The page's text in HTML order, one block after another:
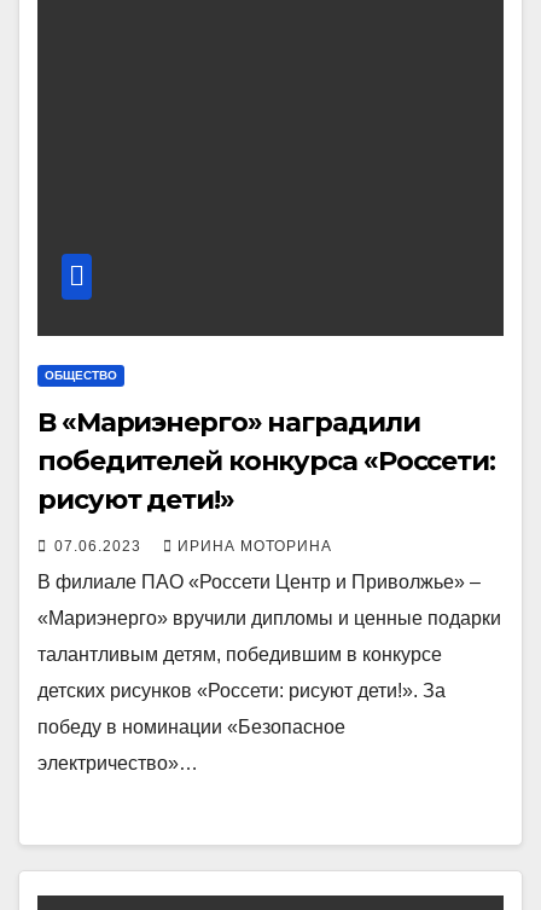
ОБЩЕСТВО
В «Мариэнерго» наградили
победителей конкурса «Россети:
рисуют дети!»
07.06.2023 ИРИНА МОТОРИНА
В филиале ПАО «Россети Центр и Приволжье» –
«Мариэнерго» вручили дипломы и ценные подарки
талантливым детям, победившим в конкурсе
детских рисунков «Россети: рисуют дети!». За
победу в номинации «Безопасное
электричество»…